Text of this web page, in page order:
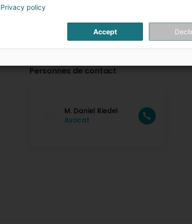
Personnes de contact
M. Daniel Riedel
Avocat
Privacy policy
Accept